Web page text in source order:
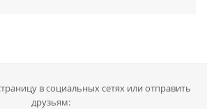
в социальных сетях или отправить
друзьям: